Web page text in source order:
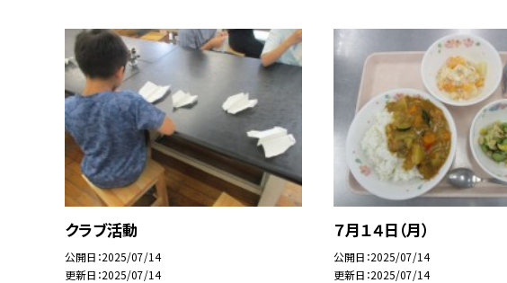
クラブ活動
公開日 2025/07/14
更新日 2025/07/14
７月１４日（月）
公開日 2025/07/14
更新日 2025/07/14